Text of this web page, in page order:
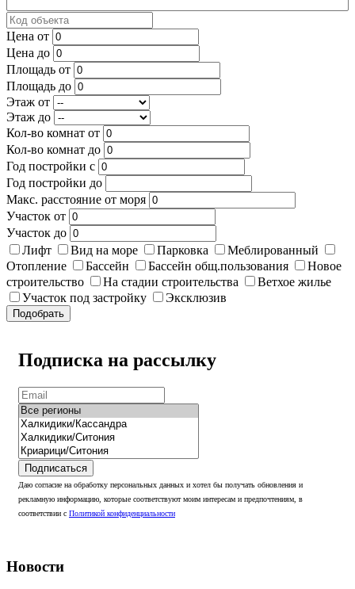
Цена от
Цена до
Площадь от
Площадь до
Этаж от
Этаж до
Кол-во комнат от
Кол-во комнат до
Год постройки с
Год постройки до
Макс. расстояние от моря
Участок от
Участок до
Лифт
Вид на море Парковка
Меблированный
Отопление
Бассейн Бассейн общ.пользования
Новое
строительство
На стадии строительства
Ветхое жилье
Участок под застройку
Эксклюзив
Подобрать
Подписка на рассылку
Подписаться
Даю согласие на обработку персональных данных и хотел бы получать обновления и
рекламную информацию, которые соответствуют моим интересам и предпочтениям, в
соответствии с Политикой конфиденциальности
Новости